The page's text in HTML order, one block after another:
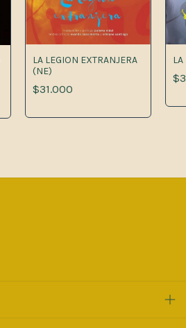
LA LEGION EXTRANJERA
(NE)
$31.000
LA